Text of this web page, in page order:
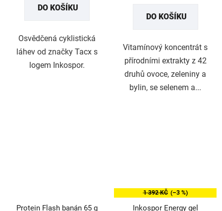
DO KOŠÍKU
Osvědčená cyklistická
láhev od značky Tacx s
logem Inkospor.
DO KOŠÍKU
Vitamínový koncentrát s
přírodními extrakty z 42
druhů ovoce, zeleniny a
bylin, se selenem a...
Protein Flash banán 65 g
1 392 KČ (–3 %)
Inkospor Energy gel